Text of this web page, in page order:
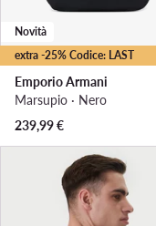
extra -25% Codice: LAST
Novità
Emporio Armani
Marsupio · Nero
239,99€